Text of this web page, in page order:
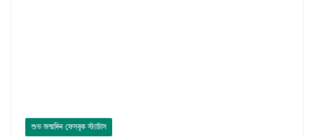
শুভ জন্মদিন ফেসবুক স্ট্যাটাস